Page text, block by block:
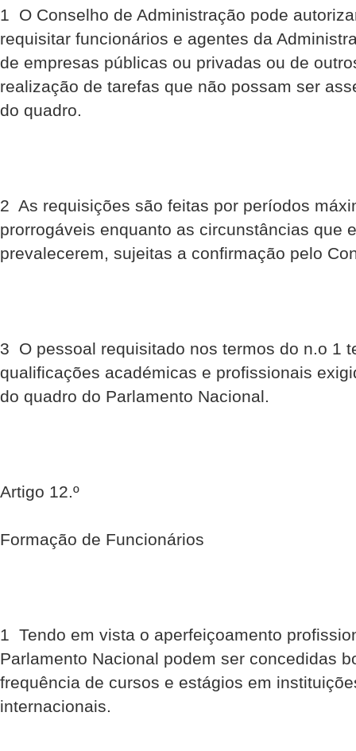
1  O Conselho de Administração pode
requisitar funcionários e agentes da
de empresas públicas ou privadas ou de
realização de tarefas que não possam ser
do quadro.
2  As requisições são feitas por períodos
prorrogáveis enquanto as circunstâncias que
prevalecerem, sujeitas a confirmação pelo
3  O pessoal requisitado nos termos do n.o 1
qualificações académicas e profissionais
do quadro do Parlamento Nacional.
Artigo 12.º
Formação de Funcionários
1  Tendo em vista o aperfeiçoamento
Parlamento Nacional podem ser concedidas
frequência de cursos e estágios em
internacionais.